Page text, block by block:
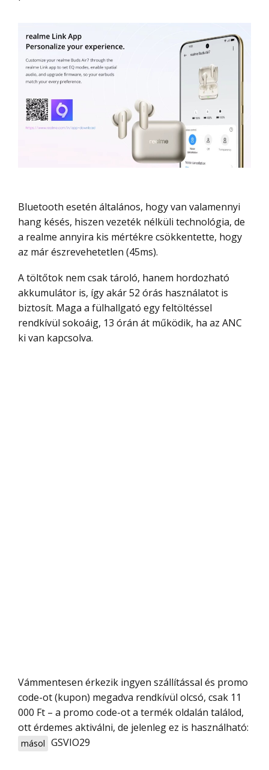
Bluetooth esetén általános, hogy van valamennyi
hang késés, hiszen vezeték nélküli technológia, de
a realme annyira kis mértékre csökkentette, hogy
az már észrevehetetlen (45ms).
A töltőtok nem csak tároló, hanem hordozható
akkumulátor is, így akár 52 órás használatot is
biztosít. Maga a fülhallgató egy feltöltéssel
rendkívül sokoáig, 13 órán át működik, ha az ANC
ki van kapcsolva.
Vámmentesen érkezik ingyen szállítással és promo
code-ot (kupon) megadva rendkívül olcsó, csak 11
000 Ft – a promo code-ot a termék oldalán találod,
ott érdemes aktiválni, de jelenleg ez is használható:
másol GSVIO29